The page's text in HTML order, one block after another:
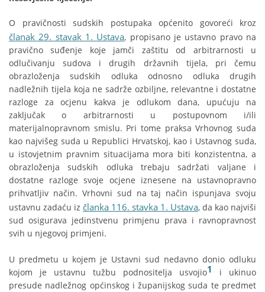
O pravičnosti sudskih postupaka općenito govoreći kroz
članak 29. stavak 1. Ustava, propisano je ustavno pravo na
pravično suđenje koje jamči zaštitu od arbitrarnosti u
odlučivanju sudova i drugih državnih tijela, pri čemu
obrazloženja sudskih odluka odnosno odluka drugih
nadležnih tijela koja ne sadrže ozbiljne, relevantne i dostatne
razloge za ocjenu kakva je odlukom dana, upućuju na
zaključak o arbitrarnosti u postupovnom i/ili
materijalnopravnom smislu. Pri tome praksa Vrhovnog suda
kao najvišeg suda u Republici Hrvatskoj, kao i Ustavnog suda,
u istovjetnim pravnim situacijama mora biti konzistentna, a
obrazloženja sudskih odluka trebaju sadržati valjane i
dostatne razloge svoje ocjene iznesene na ustavnopravno
prihvatljiv način. Vrhovni sud na taj način ispunjava svoju
ustavnu zadaću iz članka 116. stavka 1. Ustava, da kao najviši
sud osigurava jedinstvenu primjenu prava i ravnopravnost
svih u njegovoj primjeni.
U predmetu u kojem je Ustavni sud nedavno donio odluku
kojom je ustavnu tužbu podnositelja usvojio1
i ukinuo
presude nadležnog općinskog i županijskog suda te predmet